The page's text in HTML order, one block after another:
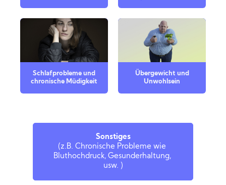
Schlafprobleme und
chronische Müdigkeit
Übergewicht und
Unwohlsein
Sonstiges
(z.B. Chronische Probleme wie
Bluthochdruck, Gesunderhaltung,
usw. )